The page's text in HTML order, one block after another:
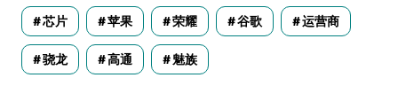
芯片 苹果 荣耀 谷歌 运营商
骁龙 高通 魅族